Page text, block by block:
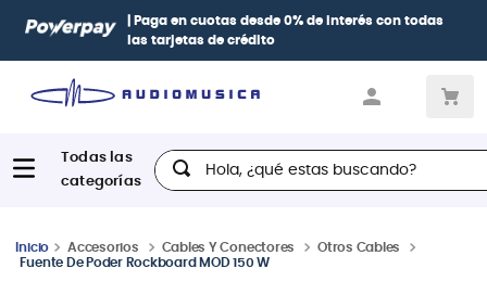
| Paga en cuotas desde 0% de interés con todas
las tarjetas de crédito
Hola, ¿qué estas buscando?
Accesorios Cables Y Conectores
Otros Cables
Fuente De Poder Rockboard MOD 150 W